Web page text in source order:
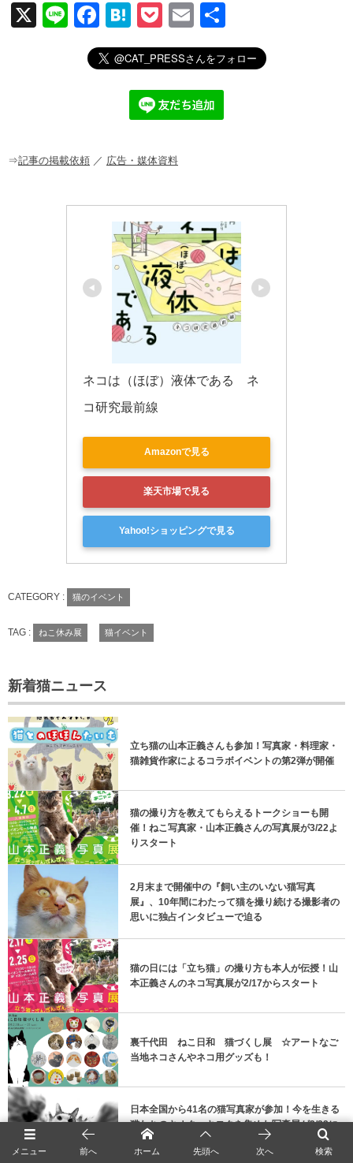
X
Li
F
a
c
o
H
at
e
n
a
P
o
ck
et
E
m
ail
有
⇒記事の掲載依頼 ／ 広告・媒体資料
ネコは（ほぼ）液体である　ネ
コ研究最前線
Amazonで見る
楽天市場で見る
Yahoo!ショッピングで見る
CATEGORY : 猫のイベント
TAG : ねこ休み展 猫イベント
新着猫ニュース
立ち猫の山本正義さんも参加！写真家・料理家・
猫雑貨作家によるコラボイベントの第2弾が開催
猫の撮り方を教えてもらえるトークショーも開
催！ねこ写真家・山本正義さんの写真展が3/22よ
りスタート
2月末まで開催中の『飼い主のいない猫写真
展』、10年間にわたって猫を撮り続ける撮影者の
思いに独占インタビューで迫る
猫の日には「立ち猫」の撮り方も本人が伝授！山
本正義さんのネコ写真展が2/17からスタート
裏千代田 ねこ日和 猫づくし展 ☆アートなご
当地ネコさんやネコ用グッズも！
日本全国から41名の猫写真家が参加！今を生きる
猫たちのキオク・キロクを集めた写真展が2/22に
開催
メニュー 検索
前へ ホーム 先頭へ 次へ